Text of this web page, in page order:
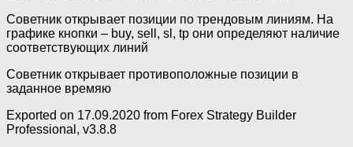
Советник открывает позиции по трендовым линиям. На
графике кнопки – buy, sell, sl, tp они определяют наличие
соответствующих линий
Советник открывает противоположные позиции в
заданное времяю
Exported on 17.09.2020 from Forex Strategy Builder
Professional, v3.8.8